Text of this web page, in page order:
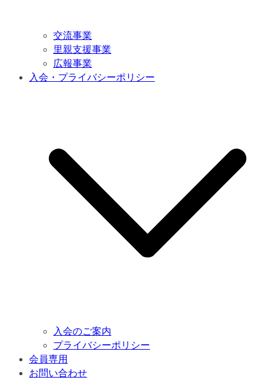
交流事業
里親支援事業
広報事業
入会・プライバシーポリシー
入会のご案内
プライバシーポリシー
会員専用
お問い合わせ